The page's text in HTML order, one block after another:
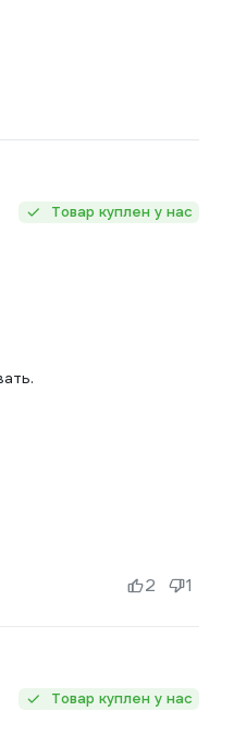
Товар куплен у нас
2 1
Товар куплен у нас